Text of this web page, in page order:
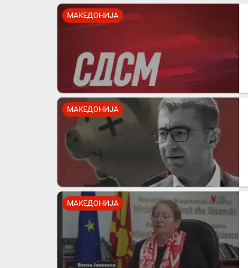
МАКЕДОНИЈА
МАКЕДОНИЈА
МАКЕДОНИЈА